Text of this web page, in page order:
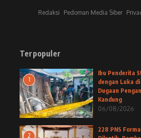
Redaksi Pedoman Media Siber
Terpopuler
1
Ibu Penderita
dengan Luka
Dugaan
Kandung
06/08/2026
2
228 PNS